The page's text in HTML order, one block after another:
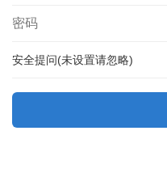
安全提问(未设置请忽略)